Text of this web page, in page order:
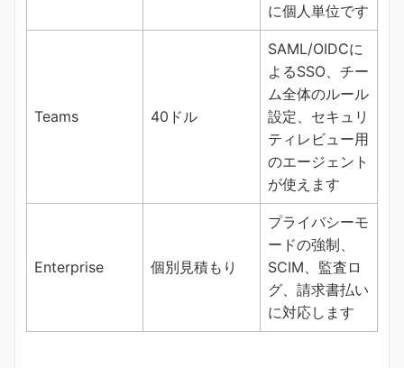
に個人単位です
Teams 40ドル
SAML/OIDCに
よるSSO、チー
ム全体のルール
設定、セキュリ
ティレビュー用
のエージェント
が使えます
Enterprise 個別見積もり
プライバシーモ
ードの強制、
SCIM、監査ロ
グ、請求書払い
に対応します